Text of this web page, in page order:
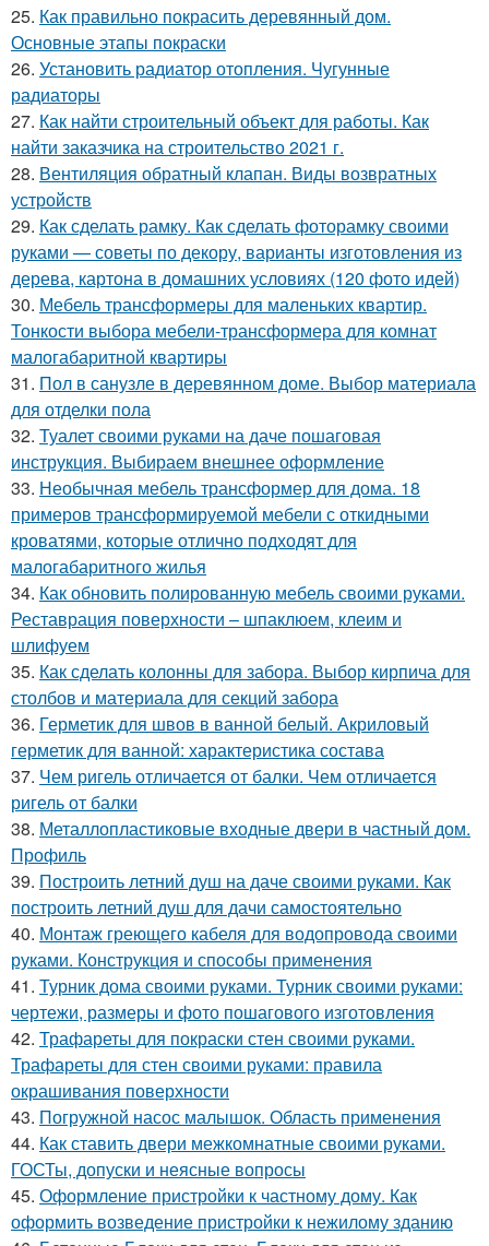
25. Как правильно покрасить деревянный дом.
Основные этапы покраски
26. Установить радиатор отопления. Чугунные
радиаторы
27. Как найти строительный объект для работы. Как
найти заказчика на строительство 2021 г.
28. Вентиляция обратный клапан. Виды возвратных
устройств
29. Как сделать рамку. Как сделать фоторамку своими
руками — советы по декору, варианты изготовления из
дерева, картона в домашних условиях (120 фото идей)
30. Мебель трансформеры для маленьких квартир.
Тонкости выбора мебели-трансформера для комнат
малогабаритной квартиры
31. Пол в санузле в деревянном доме. Выбор материала
для отделки пола
32. Туалет своими руками на даче пошаговая
инструкция. Выбираем внешнее оформление
33. Необычная мебель трансформер для дома. 18
примеров трансформируемой мебели с откидными
кроватями, которые отлично подходят для
малогабаритного жилья
34. Как обновить полированную мебель своими руками.
Реставрация поверхности – шпаклюем, клеим и
шлифуем
35. Как сделать колонны для забора. Выбор кирпича для
столбов и материала для секций забора
36. Герметик для швов в ванной белый. Акриловый
герметик для ванной: характеристика состава
37. Чем ригель отличается от балки. Чем отличается
ригель от балки
38. Металлопластиковые входные двери в частный дом.
Профиль
39. Построить летний душ на даче своими руками. Как
построить летний душ для дачи самостоятельно
40. Монтаж греющего кабеля для водопровода своими
руками. Конструкция и способы применения
41. Турник дома своими руками. Турник своими руками:
чертежи, размеры и фото пошагового изготовления
42. Трафареты для покраски стен своими руками.
Трафареты для стен своими руками: правила
окрашивания поверхности
43. Погружной насос малышок. Область применения
44. Как ставить двери межкомнатные своими руками.
ГОСТы, допуски и неясные вопросы
45. Оформление пристройки к частному дому. Как
оформить возведение пристройки к нежилому зданию